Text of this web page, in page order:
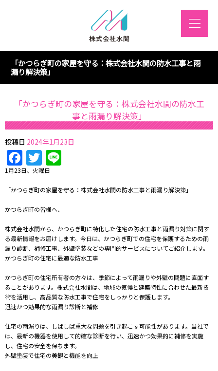
「かつらぎ町の家屋を守る：株式会社水間の防水工事と雨
漏り解決策」
「かつらぎ町の家屋を守る：株式会社水間の防水工
事と雨漏り解決策」
投稿日 2024年1月23日
Facebook
Twitter
1月23日、火曜日
「かつらぎ町の家屋を守る：株式会社水間の防水工事と雨漏り解決策」
かつらぎ町の皆様へ、
株式会社水間から、かつらぎ町に特化した住宅の防水工事と雨漏り対策に関す
る最新情報をお届けします。今日は、かつらぎ町での住宅を保護するための雨
漏り診断、補修工事、外壁塗装などの専門的サービスについてご紹介します。
かつらぎ町の住宅に最適な防水工事
かつらぎ町の住宅所有者の方々は、季節によって雨漏りや外壁の問題に直面す
ることがあります。株式会社水間は、地域の気候と建築特性に合わせた最新技
術を活用し、高品質な防水工事で住宅をしっかりと保護します。
迅速かつ効果的な雨漏り診断と補修
住宅の雨漏りは、しばしば重大な問題を引き起こす可能性があります。当社で
は、最新の機器を使用して的確な診断を行い、迅速かつ効果的に補修を実施
し、住宅の安全を保ちます。
外壁塗装で住宅の美観と機能を向上